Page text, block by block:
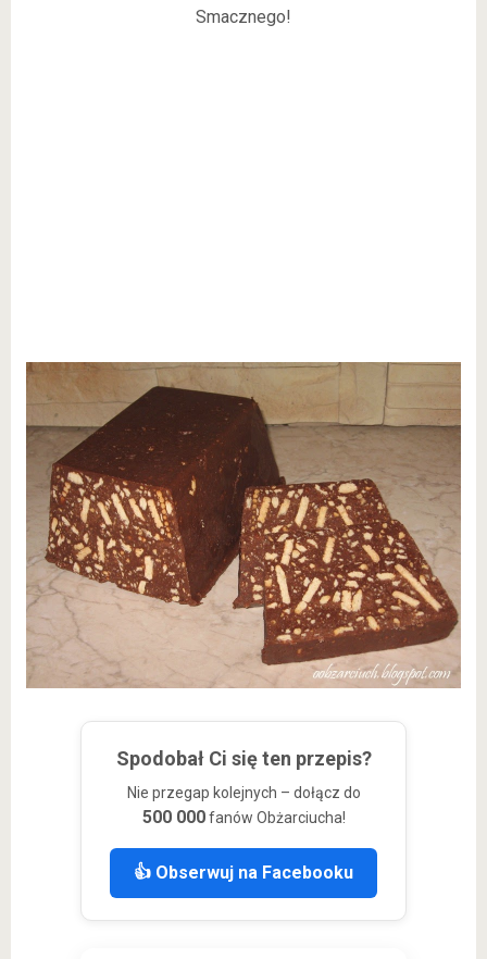
Smacznego!
Spodobał Ci się ten przepis?
Nie przegap kolejnych – dołącz do
500 000fanów Obżarciucha!
👍 Obserwuj na Facebooku